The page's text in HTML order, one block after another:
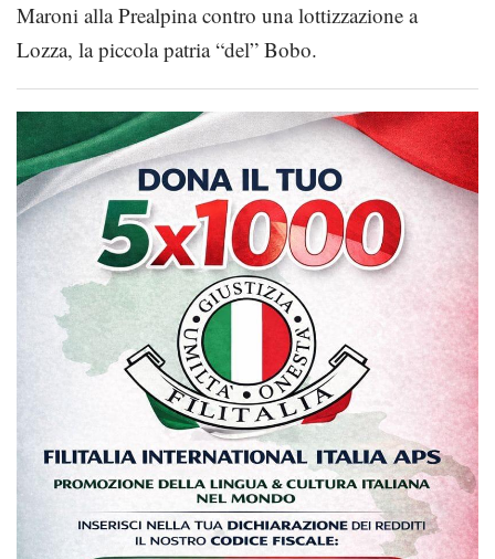
Maroni alla Prealpina contro una lottizzazione a
Lozza, la piccola patria “del” Bobo.